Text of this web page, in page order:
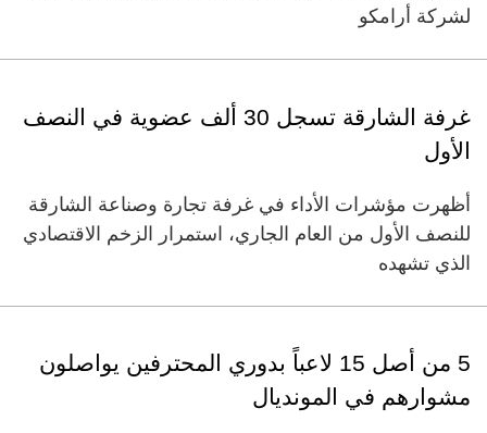
لشركة أرامكو
غرفة الشارقة تسجل 30 ألف عضوية في النصف
الأول
أظهرت مؤشرات الأداء في غرفة تجارة وصناعة الشارقة
للنصف الأول من العام الجاري، استمرار الزخم الاقتصادي
الذي تشهده
5 من أصل 15 لاعباً بدوري المحترفين يواصلون
مشوارهم في المونديال